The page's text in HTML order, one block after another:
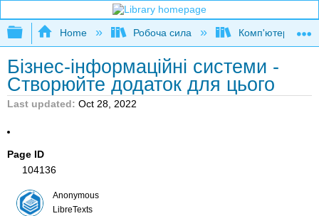
Expand/collapse global hierarchy
Home Робоча сила Комп'ютерні
Бізнес-інформаційні системи -
Створюйте додаток для цього
Last updated Oct 28, 2022
Page ID
104136
Anonymous
LibreTexts